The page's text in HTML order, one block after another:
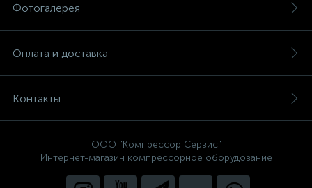
Фотогалерея
Оплата и доставка
Контакты
ООО "Компрессор Сервис"
Интернет-магазин компрессорное оборудование